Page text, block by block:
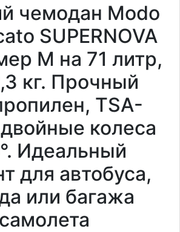
чемодан Modo
SUPERNOVA
M на 71 литр,
кг. Прочный
TSA-
колеса
Идеальный
для автобуса,
или багажа
самолета